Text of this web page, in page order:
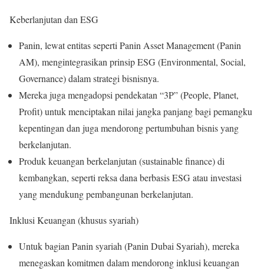
Keberlanjutan dan ESG
Panin, lewat entitas seperti Panin Asset Management (Panin
AM), mengintegrasikan prinsip ESG (Environmental, Social,
Governance) dalam strategi bisnisnya.
Mereka juga mengadopsi pendekatan “3P” (People, Planet,
Profit) untuk menciptakan nilai jangka panjang bagi pemangku
kepentingan dan juga mendorong pertumbuhan bisnis yang
berkelanjutan.
Produk keuangan berkelanjutan (sustainable finance) di
kembangkan, seperti reksa dana berbasis ESG atau investasi
yang mendukung pembangunan berkelanjutan.
Inklusi Keuangan (khusus syariah)
Untuk bagian Panin syariah (Panin Dubai Syariah), mereka
menegaskan komitmen dalam mendorong inklusi keuangan